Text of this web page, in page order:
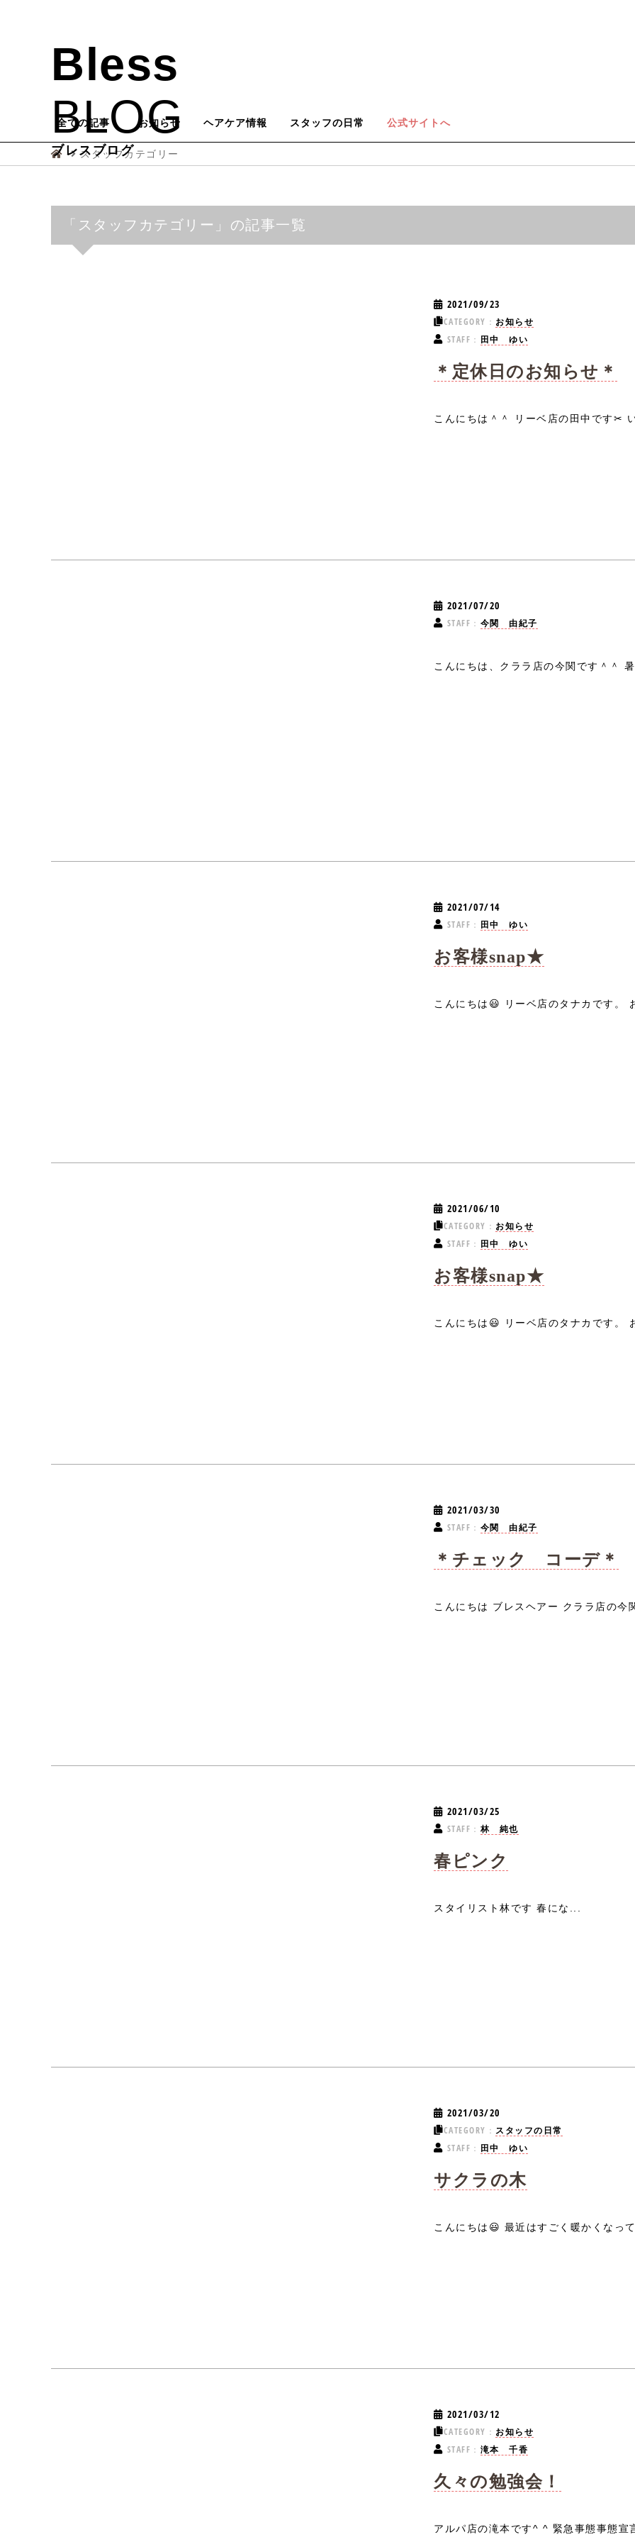
Bless
BLOG
ブレスブログ
全ての記事 お知らせ ヘアケア情報 スタッフの日常 公式サイトへ
スタッフカテゴリー
「スタッフカテゴリー」の記事一覧
2021/09/23
CATEGORY： お知らせ
STAFF： 田中 ゆい
＊定休日のお知らせ＊
こんにちは＾＾ リーベ店の田中です✂︎
2021/07/20
STAFF： 今関 由紀子
こんにちは、クララ店の今関です＾＾ 暑
2021/07/14
STAFF： 田中 ゆい
お客様snap★
こんにちは😃 リーベ店のタナカです。
2021/06/10
CATEGORY： お知らせ
STAFF： 田中 ゆい
お客様snap★
こんにちは😃 リーベ店のタナカです。
2021/03/30
STAFF： 今関 由紀子
＊チェック コーデ＊
こんにちは ブレスヘアー クララ店の今
2021/03/25
STAFF： 林 純也
春ピンク
スタイリスト林です 春にな...
2021/03/20
CATEGORY： スタッフの日常
STAFF： 田中 ゆい
サクラの木
こんにちは😃 最近はすごく暖かくなっ
2021/03/12
CATEGORY： お知らせ
STAFF： 滝本 千香
久々の勉強会！
アルパ店の滝本です^ ^ 緊急事態事態宣